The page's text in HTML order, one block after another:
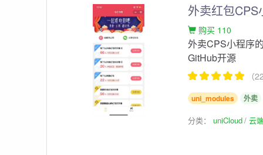
外卖红包
购买 110
外卖CPS小程序
GitHub开源
（
uni_modules 外卖
分类：uniCloud 云